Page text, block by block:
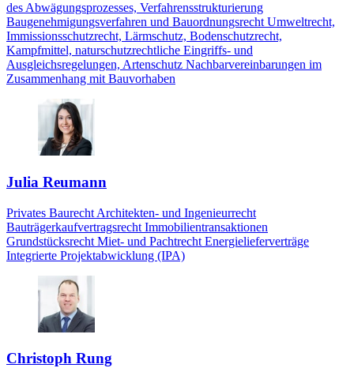
des Abwägungsprozesses, Verfahrensstrukturierung
Baugenehmigungsverfahren und Bauordnungsrecht Umweltrecht,
Immissionsschutzrecht, Lärmschutz, Bodenschutzrecht,
Kampfmittel, naturschutzrechtliche Eingriffs- und
Ausgleichsregelungen, Artenschutz Nachbarvereinbarungen im
Zusammenhang mit Bauvorhaben
Julia Reumann
Privates Baurecht Architekten- und Ingenieurrecht
Bauträgerkaufvertragsrecht Immobilientransaktionen
Grundstücksrecht Miet- und Pachtrecht Energielieferverträge
Integrierte Projektabwicklung (IPA)
Christoph Rung